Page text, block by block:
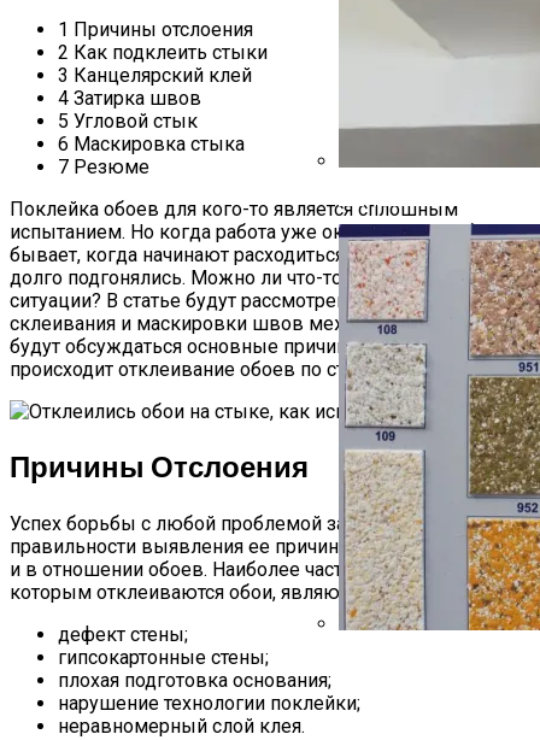
1 Причины отслоения
2 Как подклеить стыки
3 Канцелярский клей
4 Затирка швов
5 Угловой стык
6 Маскировка стыка
7 Резюме
Поклейка обоев для кого-то является сплошным
испытанием. Но когда работа уже окончена еще обиднее
бывает, когда начинают расходиться швы, которые так
долго подгонялись. Можно ли что-то предпринять в этой
ситуации? В статье будут рассмотрены способы
склеивания и маскировки швов между обоями, также
будут обсуждаться основные причины, по которым
происходит отклеивание обоев по стыкам.
Причины Отслоения
Успех борьбы с любой проблемой зависит от
правильности выявления ее причины. Это справедливо
и в отношении обоев. Наиболее частыми причинами, по
которым отклеиваются обои, являются:
дефект стены;
гипсокартонные стены;
плохая подготовка основания;
нарушение технологии поклейки;
неравномерный слой клея.